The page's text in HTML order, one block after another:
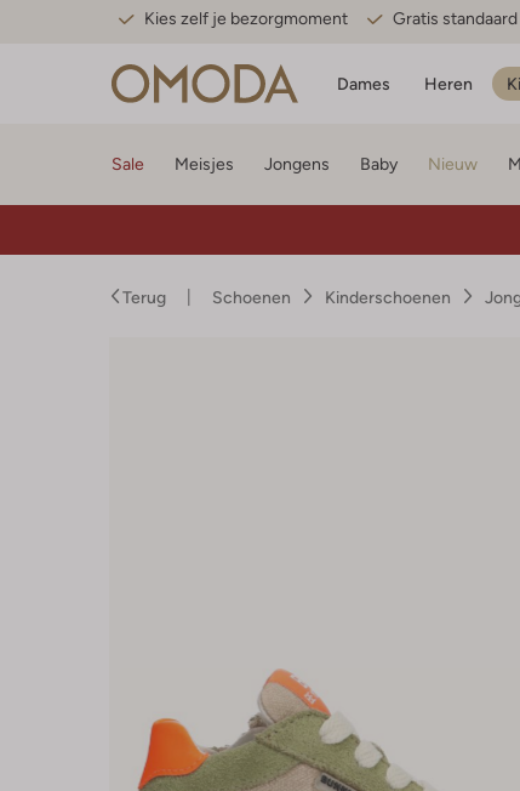
Kies zelf je bezorgmoment Gratis
Dames Heren
Sale Meisjes Jongens Baby Nieuw
Terug Schoenen Kinderschoenen